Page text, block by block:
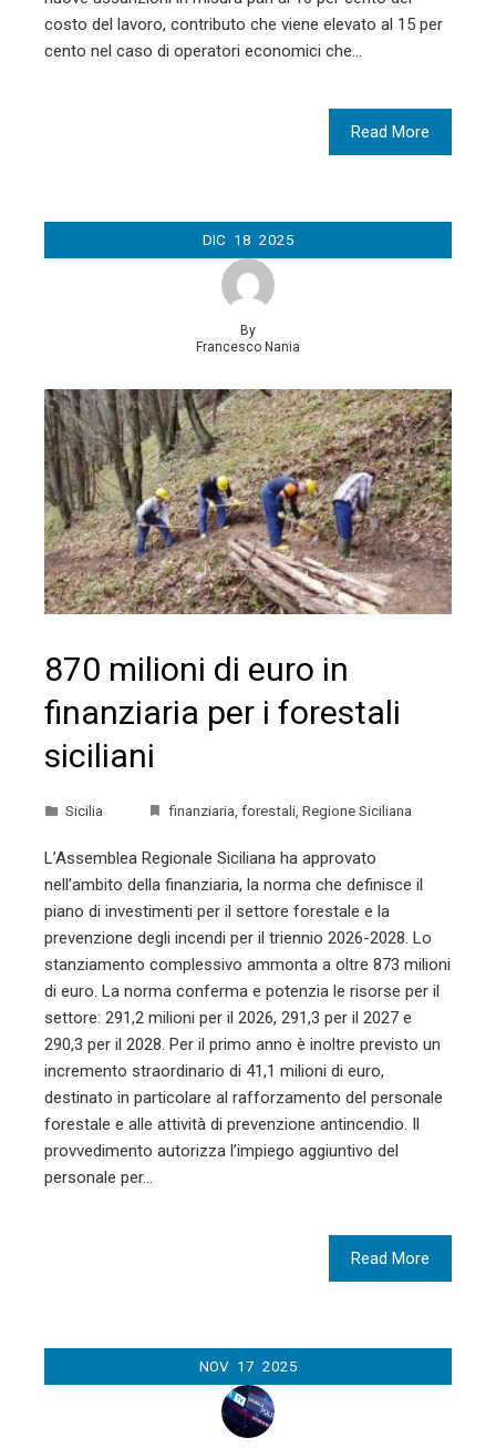
costo del lavoro, contributo che viene elevato al 15 per
cento nel caso di operatori economici che…
Read More
DIC 18 2025
By
Francesco Nania
870 milioni di euro in
finanziaria per i forestali
siciliani
Sicilia finanziaria forestali Regione Siciliana
L’Assemblea Regionale Siciliana ha approvato
nell’ambito della finanziaria, la norma che definisce il
piano di investimenti per il settore forestale e la
prevenzione degli incendi per il triennio 2026-2028. Lo
stanziamento complessivo ammonta a oltre 873 milioni
di euro. La norma conferma e potenzia le risorse per il
settore: 291,2 milioni per il 2026, 291,3 per il 2027 e
290,3 per il 2028. Per il primo anno è inoltre previsto un
incremento straordinario di 41,1 milioni di euro,
destinato in particolare al rafforzamento del personale
forestale e alle attività di prevenzione antincendio. Il
provvedimento autorizza l’impiego aggiuntivo del
personale per…
Read More
NOV 17 2025